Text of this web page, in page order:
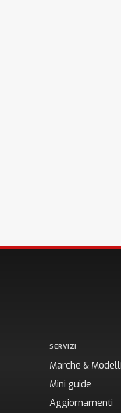
SERVIZI
Marche & Modelli
Mini guide
Aggiornamenti